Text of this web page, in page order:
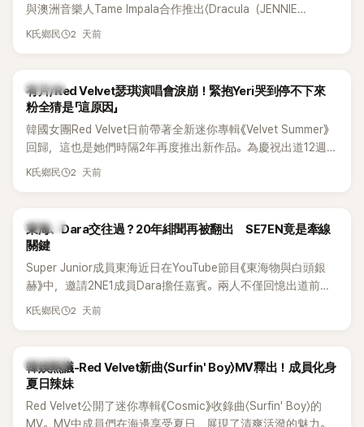
與澳洲音樂人Tame Impala合作推出〈Dracula（JENNIE
Remix）〉的幕後故事，沒想到她一句關於「共同朋友」的回答，
K氏鄉民 2 天前
K-POP
有片/Red Velvet瑟琪演唱會淚崩！緊抱Yeri哭到停不下來
粉全猜是「這原因」
韓國女團Red Velvet日前帶著全新迷你專輯《Velvet Summer》
回歸，這也是她們時隔2年再度推出新作品。為慶祝出道12週
年，五位成員也一連舉辦三場粉絲演唱會，與粉絲共同回顧經
K氏鄉民 2 天前
K-POP
東海、Dara交往過？20年緋聞再被翻出 SE7EN竟是牽線
關鍵
Super Junior成員東海近日在YouTube節目《東海物與白頭銀
赫》中，邀請2NE1成員Dara擔任嘉賓。兩人不僅回憶出道前的
青澀往事，也首度聊起當年鬧得沸沸揚揚的緋聞，讓東海忍不
K氏鄉民 2 天前
熱議討論
韓娛熱議-Red Velvet新曲〈Surfin' Boy〉MV釋出！成員化身
夏日辣妹
Red Velvet公開了迷你專輯《Cosmic》收錄曲〈Surfin' Boy〉的
MV。MV中成員們在海邊享受夏日，展現了清爽活潑的魅力。